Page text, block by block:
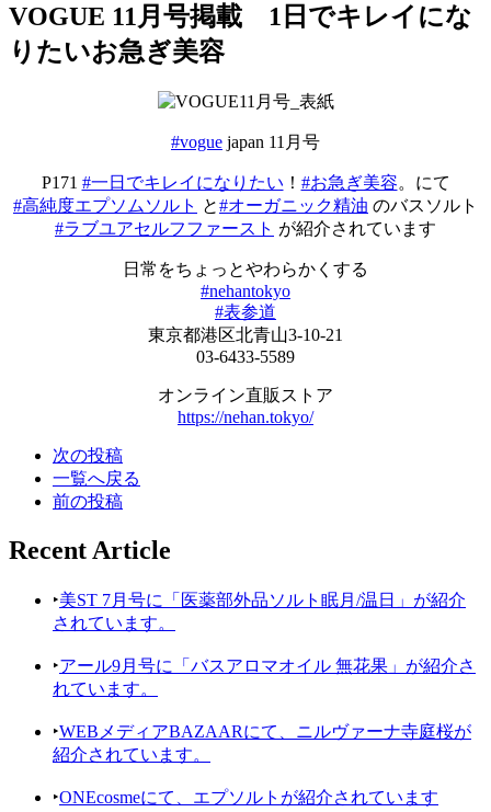
VOGUE 11月号掲載 1日でキレイにな
りたいお急ぎ美容
#vogue japan 11月号
P171 #一日でキレイになりたい ！ #お急ぎ美容。にて
#高純度エプソムソルト と#オーガニック精油 のバスソルト
#ラブユアセルフファースト が紹介されています
日常をちょっとやわらかくする
#nehantokyo
#表参道
東京都港区北青山3-10-21
03-6433-5589
オンライン直販ストア
https://nehan.tokyo/
次の投稿
一覧へ戻る
前の投稿
Recent Article
‣美ST 7月号に「医薬部外品ソルト眠月/温日」が紹介
されています。
‣アール9月号に「バスアロマオイル 無花果」が紹介さ
れています。
‣WEBメディアBAZAARにて、ニルヴァーナ寺庭桜が
紹介されています。
‣ONEcosmeにて、エプソルトが紹介されています